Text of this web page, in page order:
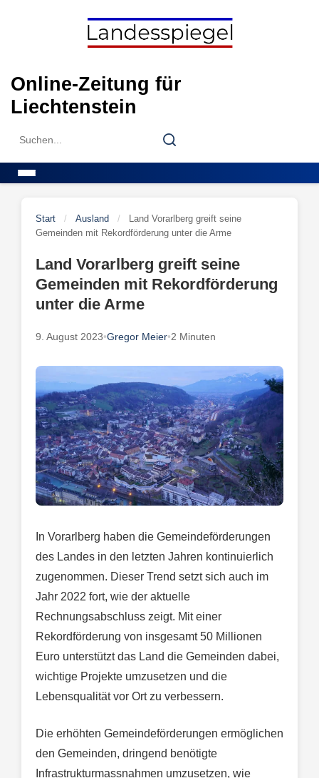
Online-Zeitung für
Liechtenstein
Search
Search
Start / Ausland /
Land Vorarlberg greift seine
Gemeinden mit Rekordförderung unter die Arme
Land Vorarlberg greift seine
Gemeinden mit Rekordförderung
unter die Arme
9. August 2023•Gregor Meier•2 Minuten
In Vorarlberg haben die Gemeindeförderungen
des Landes in den letzten Jahren kontinuierlich
zugenommen. Dieser Trend setzt sich auch im
Jahr 2022 fort, wie der aktuelle
Rechnungsabschluss zeigt. Mit einer
Rekordförderung von insgesamt 50 Millionen
Euro unterstützt das Land die Gemeinden dabei,
wichtige Projekte umzusetzen und die
Lebensqualität vor Ort zu verbessern.
Die erhöhten Gemeindeförderungen ermöglichen
den Gemeinden, dringend benötigte
Infrastrukturmassnahmen umzusetzen, wie